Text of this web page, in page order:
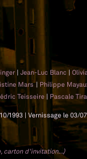
| Jean-Luc Blanc |
Mars| Philippe
Teisseire | Pascale
1993 | Vernissage le 03/
carton d'invitation...)